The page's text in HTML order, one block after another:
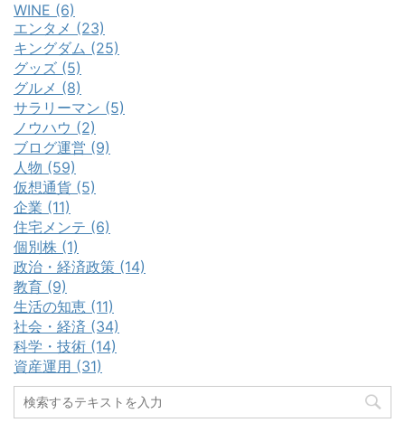
WINE (6)
エンタメ (23)
キングダム (25)
グッズ (5)
グルメ (8)
サラリーマン (5)
ノウハウ (2)
ブログ運営 (9)
人物 (59)
仮想通貨 (5)
企業 (11)
住宅メンテ (6)
個別株 (1)
政治・経済政策 (14)
教育 (9)
生活の知恵 (11)
社会・経済 (34)
科学・技術 (14)
資産運用 (31)